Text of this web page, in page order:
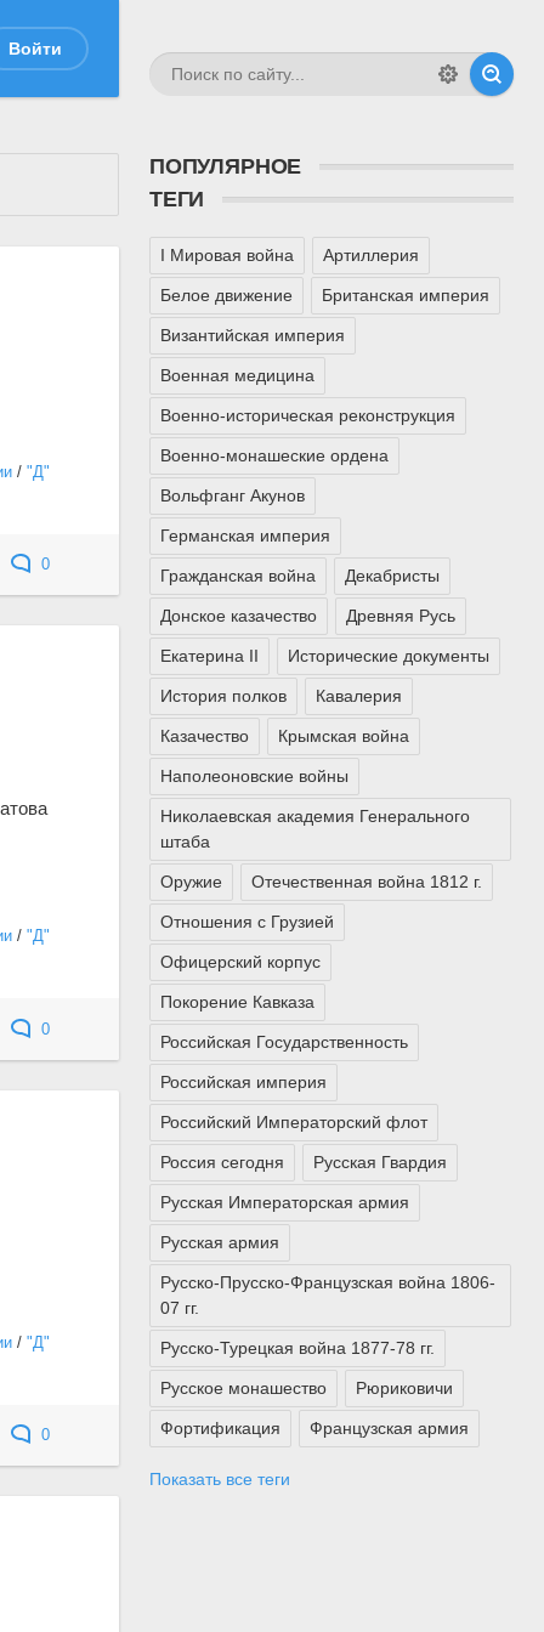
Войти
/ "Д"
0
/ "Д"
0
/ "Д"
0
ПОПУЛЯРНОЕ
ТЕГИ
I Мировая война Артиллерия
Белое движение Британская империя
Византийская империя
Военная медицина
Военно-историческая реконструкция
Военно-монашеские ордена
Вольфганг Акунов
Германская империя
Гражданская война Декабристы
Донское казачество Древняя Русь
Екатерина II Исторические документы
История полков Кавалерия
Казачество Крымская война
Наполеоновские войны
Николаевская академия Генерального
штаба
Оружие Отечественная война 1812 г.
Отношения с Грузией
Офицерский корпус
Покорение Кавказа
Российская Государственность
Российская империя
Российский Императорский флот
Россия сегодня Русская Гвардия
Русская Императорская армия
Русская армия
Русско-Прусско-Французская война 1806-
07 гг.
Русско-Турецкая война 1877-78 гг.
Русское монашество Рюриковичи
Фортификация Французская армия
Показать все теги